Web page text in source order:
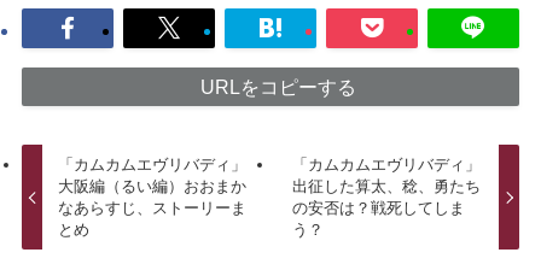
URLをコピーする
「カムカムエヴリバディ」
大阪編（るい編）おおまか
なあらすじ、ストーリーま
とめ
「カムカムエヴリバディ」
出征した算太、稔、勇たち
の安否は？戦死してしま
う？